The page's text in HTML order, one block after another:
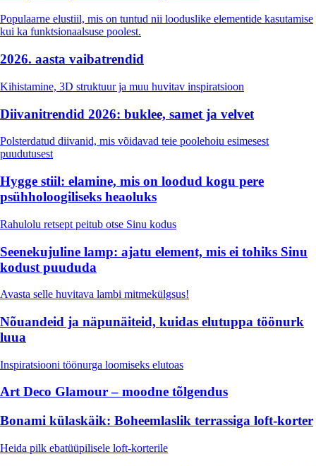
Populaarne elustiil, mis on tuntud nii looduslike elementide kasutamise
kui ka funktsionaalsuse poolest.
2026. aasta vaibatrendid
Kihistamine, 3D struktuur ja muu huvitav inspiratsioon
Diivanitrendid 2026: buklee, samet ja velvet
Polsterdatud diivanid, mis võidavad teie poolehoiu esimesest
puudutusest
Hygge stiil: elamine, mis on loodud kogu pere
psühholoogiliseks heaoluks
Rahulolu retsept peitub otse Sinu kodus
Seenekujuline lamp: ajatu element, mis ei tohiks Sinu
kodust puududa
Avasta selle huvitava lambi mitmekülgsus!
Nõuandeid ja näpunäiteid, kuidas elutuppa töönurk
luua
Inspiratsiooni töönurga loomiseks elutoas
Art Deco Glamour – moodne tõlgendus
Bonami külaskäik: Boheemlaslik terrassiga loft-korter
Heida pilk ebatüüpilisele loft-korterile